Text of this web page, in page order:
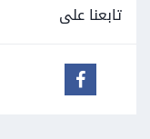
تابعنا على